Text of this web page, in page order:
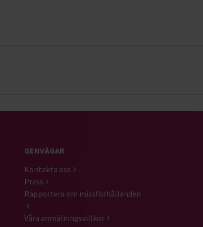
GENVÄGAR
Kontakta oss
Press
Rapportera om missförhållanden
Våra anmälningsvillkor